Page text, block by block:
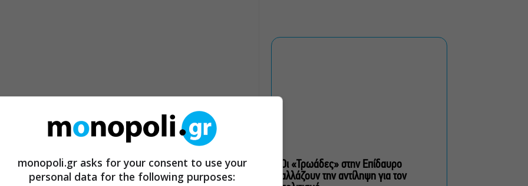
Πέντε διηγήματα του
Οι «Τρωάδες» στην Επίδαυρο
αλλάζουν την αντίληψη για τον
monopoli.gr asks for your consent to use your
personal data for the following purposes: